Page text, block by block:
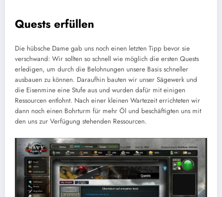
Quests erfüllen
Die hübsche Dame gab uns noch einen letzten Tipp bevor sie
verschwand: Wir sollten so schnell wie möglich die ersten Quests
erledigen, um durch die Belohnungen unsere Basis schneller
ausbauen zu können. Daraufhin bauten wir unser Sägewerk und
die Eisenmine eine Stufe aus und wurden dafür mit einigen
Ressourcen entlohnt. Nach einer kleinen Wartezeit errichteten wir
dann noch einen Bohrturm für mehr Öl und beschäftigten uns mit
den uns zur Verfügung stehenden Ressourcen.